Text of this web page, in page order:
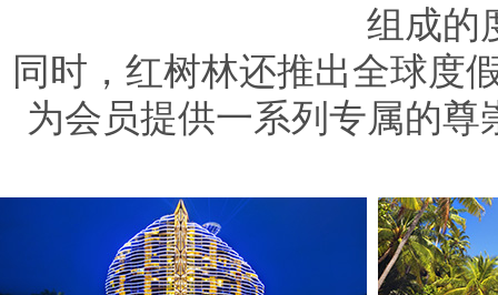
组成的
同时，红树林还推出全球
为会员提供一系列专属的